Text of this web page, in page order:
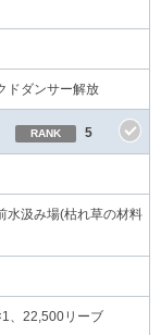
ドダンサー解放
RANK 5
水汲み場(枯れ草の材料
、22,500リーブ